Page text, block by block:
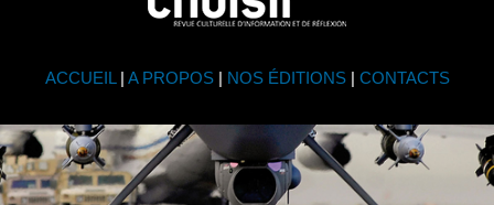
ACCUEIL | A PROPOS| NOS ÉDITIONS| CONTACTS